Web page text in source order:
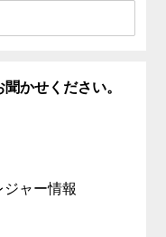
かせください。
ャー情報